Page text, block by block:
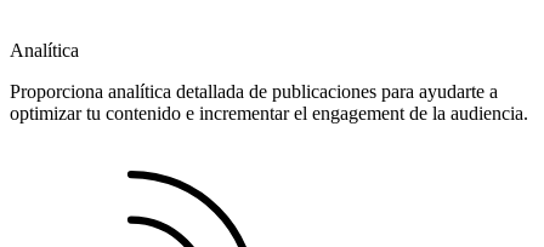
Analítica
Proporciona analítica detallada de publicaciones para ayudarte a
optimizar tu contenido e incrementar el engagement de la audiencia.